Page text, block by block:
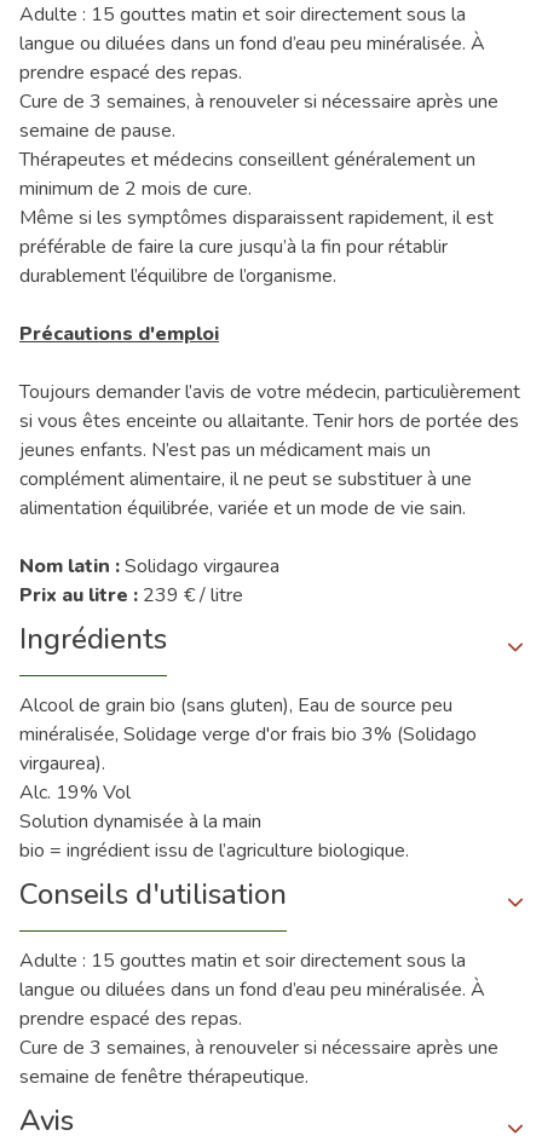
Adulte : 15 gouttes matin et soir directement sous la
langue ou diluées dans un fond d’eau peu minéralisée. À
prendre espacé des repas.
Cure de 3 semaines, à renouveler si nécessaire après une
semaine de pause.
Thérapeutes et médecins conseillent généralement un
minimum de 2 mois de cure.
Même si les symptômes disparaissent rapidement, il est
préférable de faire la cure jusqu’à la fin pour rétablir
durablement l’équilibre de l’organisme.
Précautions d'emploi
Toujours demander l’avis de votre médecin, particulièrement
si vous êtes enceinte ou allaitante. Tenir hors de portée des
jeunes enfants. N’est pas un médicament mais un
complément alimentaire, il ne peut se substituer à une
alimentation équilibrée, variée et un mode de vie sain.
Nom latin :Solidago virgaurea
Prix au litre : 239 € / litre
Ingrédients
Alcool de grain bio (sans gluten), Eau de source peu
minéralisée, Solidage verge d'or frais bio 3% (Solidago
virgaurea).
Alc. 19% Vol
Solution dynamisée à la main
bio = ingrédient issu de l’agriculture biologique.
Conseils d'utilisation
Adulte : 15 gouttes matin et soir directement sous la
langue ou diluées dans un fond d’eau peu minéralisée. À
prendre espacé des repas.
Cure de 3 semaines, à renouveler si nécessaire après une
semaine de fenêtre thérapeutique.
Avis